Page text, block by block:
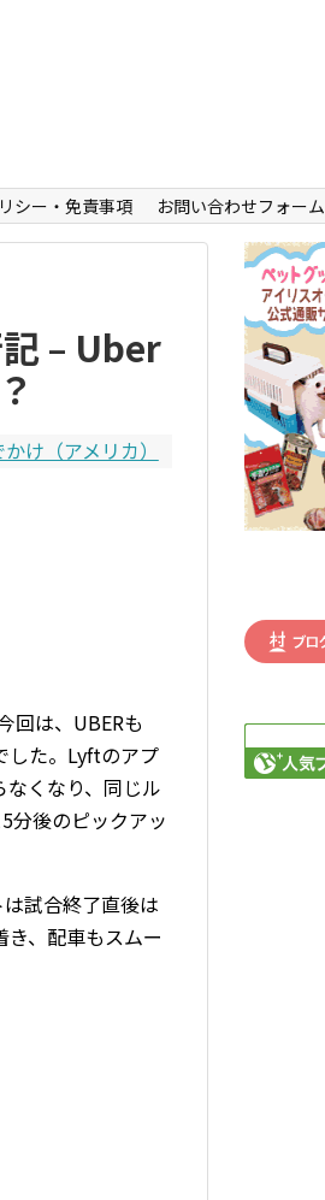
シー・免責事項 お問い合わせフォーム
– Uber
け（アメリカ）
回は、UBERも
した。Lyftのアプ
くなり、同じル
分後のピックアッ
試合終了直後は
、配車もスムー